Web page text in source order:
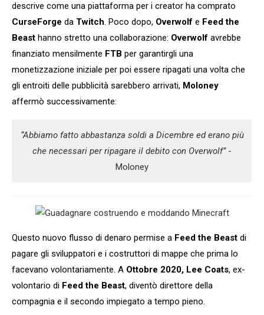
descrive come una piattaforma per i creator ha comprato
CurseForge da Twitch. Poco dopo, Overwolf e Feed the
Beast hanno stretto una collaborazione: Overwolf avrebbe
finanziato mensilmente FTB per garantirgli una
monetizzazione iniziale per poi essere ripagati una volta che
gli entroiti delle pubblicità sarebbero arrivati, Moloney
affermò successivamente:
“Abbiamo fatto abbastanza soldi a Dicembre ed erano più
che necessari per ripagare il debito con Overwolf”-
Moloney
Questo nuovo flusso di denaro permise a Feed the Beast di
pagare gli sviluppatori e i costruttori di mappe che prima lo
facevano volontariamente. A Ottobre 2020, Lee Coats, ex-
volontario di Feed the Beast, diventò direttore della
compagnia e il secondo impiegato a tempo pieno.